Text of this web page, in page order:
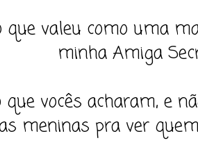
que valeu como uma
minha Amiga
vocês acharam, e
meninas pra ver